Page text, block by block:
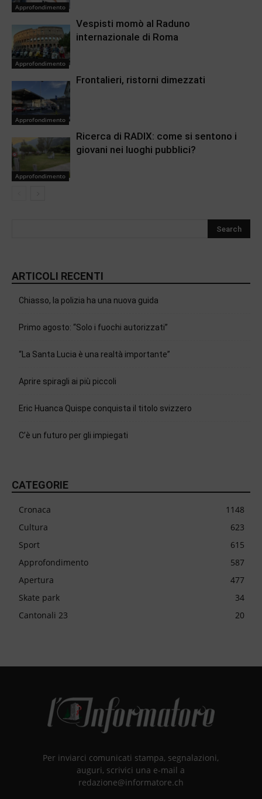
Approfondimento
Approfondimento
Vespisti momò al Raduno
internazionale di Roma
Approfondimento
Frontalieri, ristorni dimezzati
Approfondimento
Ricerca di RADIX: come si sentono i
giovani nei luoghi pubblici?
ARTICOLI RECENTI
Chiasso, la polizia ha una nuova guida
Primo agosto: “Solo i fuochi autorizzati”
“La Santa Lucia è una realtà importante”
Aprire spiragli ai più piccoli
Eric Huanca Quispe conquista il titolo svizzero
C’è un futuro per gli impiegati
CATEGORIE
Cronaca
1148
Cultura
623
Sport
615
Approfondimento
587
Apertura
477
Skate park
34
Cantonali 23
20
Per inviarci comunicati stampa, segnalazioni,
auguri, scrivici una e-mail a
redazione@informatore.ch